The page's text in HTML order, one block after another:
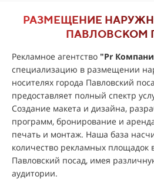
РАЗМЕЩЕНИЕ
ПАВЛОВСКОМ
Рекламное агентство "Pr
специализацию в размещении
носителях города Павловский
предоставляет полный спектр
Создание макета и дизайна,
программ, бронирование и
печать и монтаж. Наша база
количество рекламных площадок
Павловский посад, имея
аудитории.